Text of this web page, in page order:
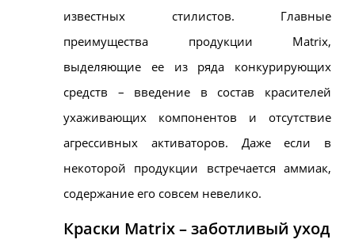
известных стилистов. Главные
преимущества продукции Matrix,
выделяющие ее из ряда конкурирующих
средств – введение в состав красителей
ухаживающих компонентов и отсутствие
агрессивных активаторов. Даже если в
некоторой продукции встречается аммиак,
содержание его совсем невелико.
Краски Matrix – заботливый уход